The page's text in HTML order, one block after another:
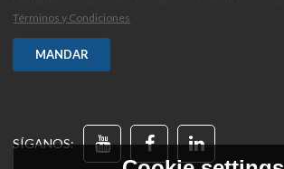
Términos y Condiciones
MANDAR
SÍGANOS: